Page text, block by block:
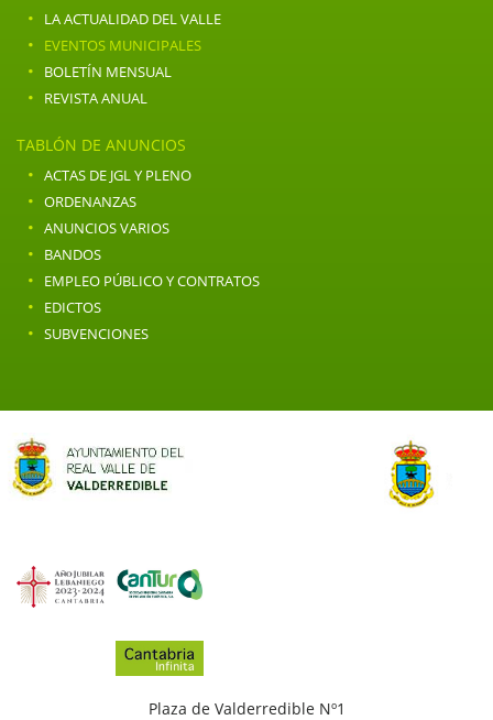
· LA ACTUALIDAD DEL VALLE
· EVENTOS MUNICIPALES
· BOLETÍN MENSUAL
· REVISTA ANUAL
TABLÓN DE ANUNCIOS
· ACTAS DE JGL Y PLENO
· ORDENANZAS
· ANUNCIOS VARIOS
· BANDOS
· EMPLEO PÚBLICO Y CONTRATOS
· EDICTOS
· SUBVENCIONES
Plaza de Valderredible Nº1